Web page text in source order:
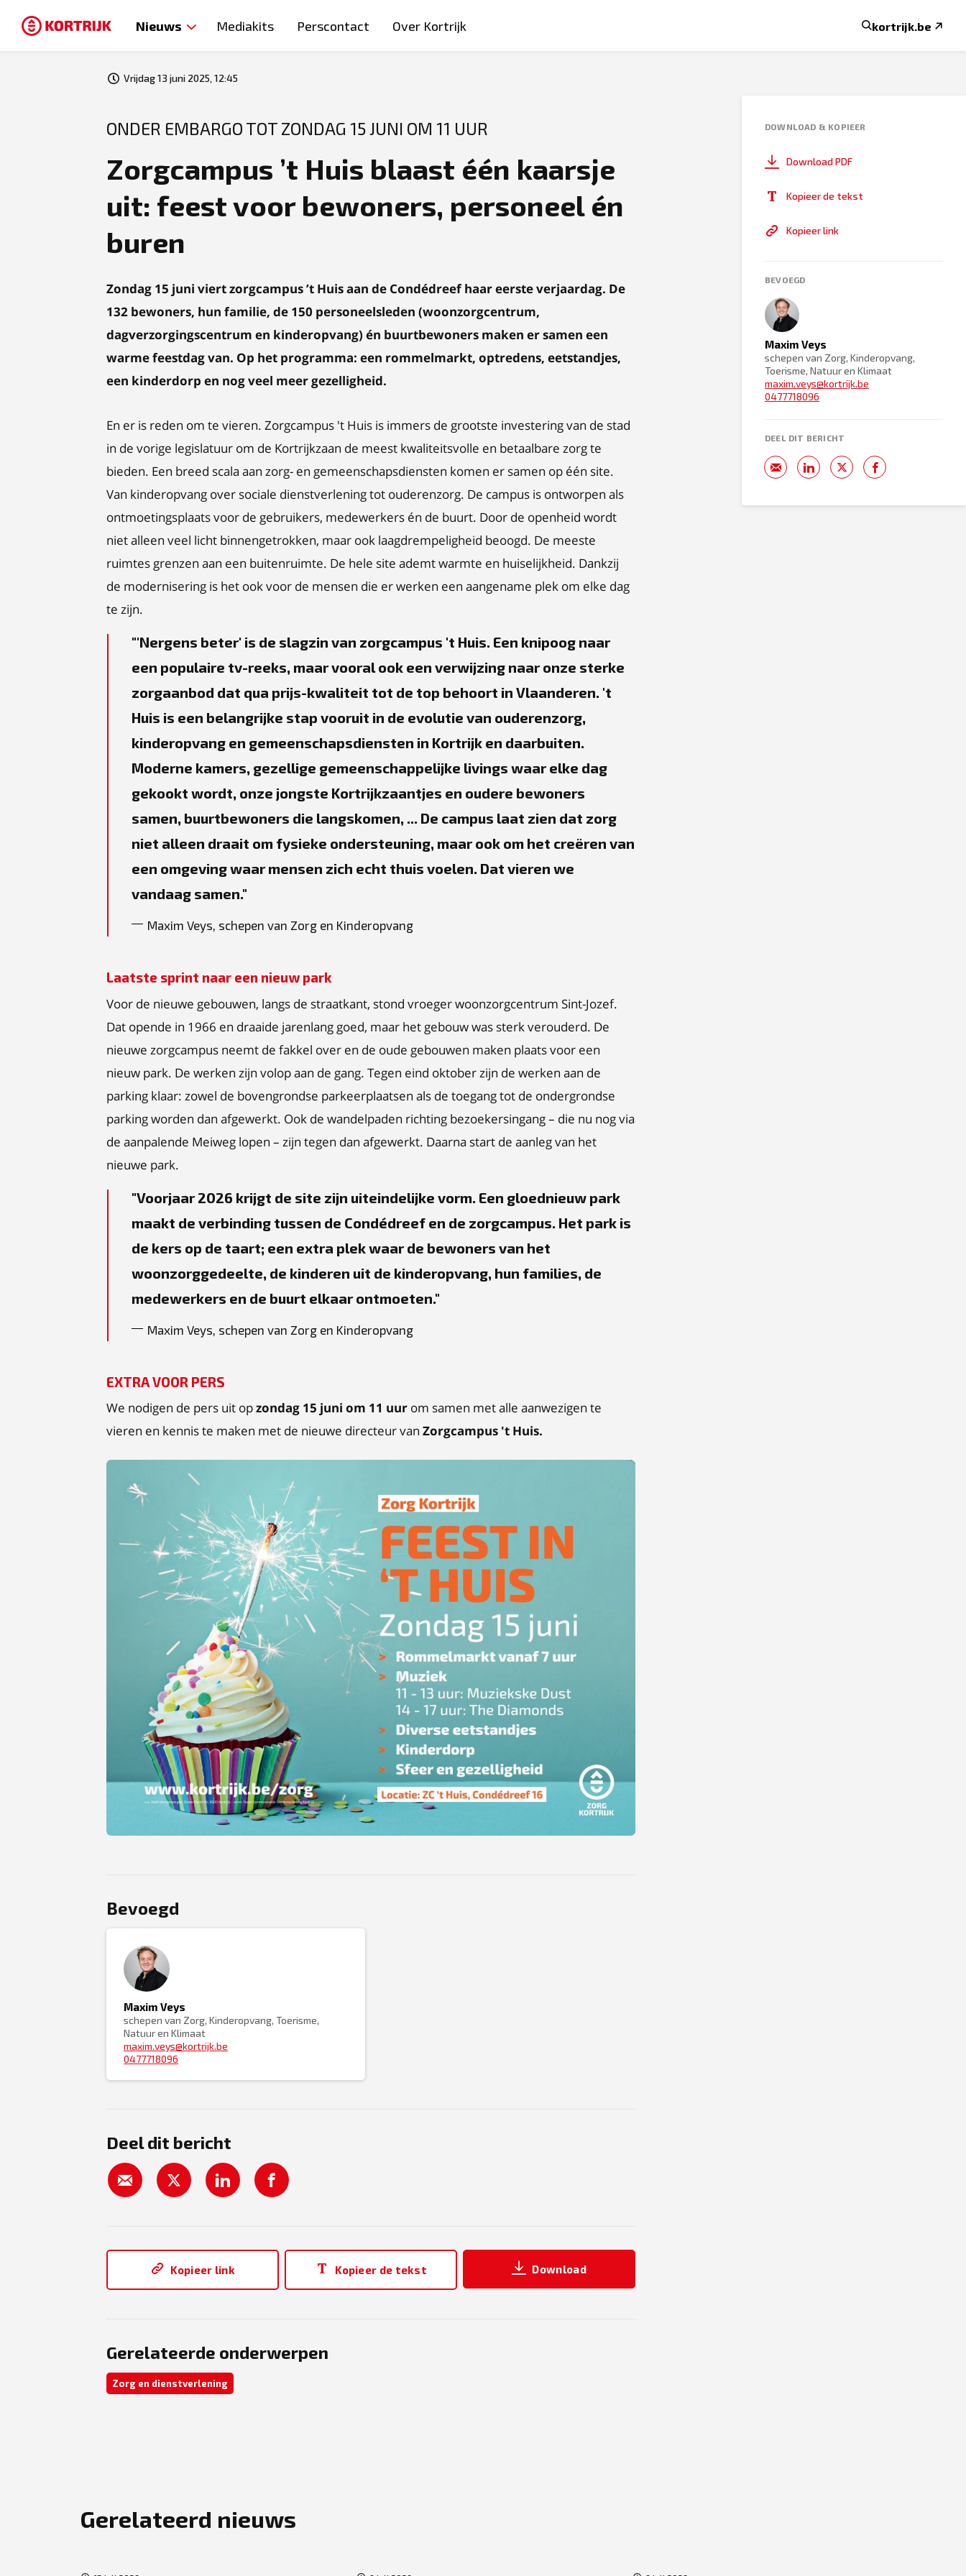
Nieuws Mediakits Perscontact Over Kortrijk kortrijk.be
Vrijdag 13 juni 2025, 12:45
ONDER EMBARGO TOT ZONDAG 15 JUNI OM 11 UUR
Zorgcampus ’t Huis blaast één kaarsje
uit: feest voor bewoners, personeel én
buren
Zondag 15 juni viert zorgcampus ’t Huis aan de Condédreef haar eerste verjaardag. De
132 bewoners, hun familie, de 150 personeelsleden (woonzorgcentrum,
dagverzorgingscentrum en kinderopvang) én buurtbewoners maken er samen een
warme feestdag van. Op het programma: een rommelmarkt, optredens, eetstandjes,
een kinderdorp en nog veel meer gezelligheid.
En er is reden om te vieren. Zorgcampus 't Huis is immers de grootste investering van de stad
in de vorige legislatuur om de Kortrijkzaan de meest kwaliteitsvolle en betaalbare zorg te
bieden. Een breed scala aan zorg- en gemeenschapsdiensten komen er samen op één site.
Van kinderopvang over sociale dienstverlening tot ouderenzorg. De campus is ontworpen als
ontmoetingsplaats voor de gebruikers, medewerkers én de buurt. Door de openheid wordt
niet alleen veel licht binnengetrokken, maar ook laagdrempeligheid beoogd. De meeste
ruimtes grenzen aan een buitenruimte. De hele site ademt warmte en huiselijkheid. Dankzij
de modernisering is het ook voor de mensen die er werken een aangename plek om elke dag
te zijn.
'Nergens beter' is de slagzin van zorgcampus 't Huis. Een knipoog naar
een populaire tv-reeks, maar vooral ook een verwijzing naar onze sterke
zorgaanbod dat qua prijs-kwaliteit tot de top behoort in Vlaanderen. 't
Huis is een belangrijke stap vooruit in de evolutie van ouderenzorg,
kinderopvang en gemeenschapsdiensten in Kortrijk en daarbuiten.
Moderne kamers, gezellige gemeenschappelijke livings waar elke dag
gekookt wordt, onze jongste Kortrijkzaantjes en oudere bewoners
samen, buurtbewoners die langskomen, ... De campus laat zien dat zorg
niet alleen draait om fysieke ondersteuning, maar ook om het creëren van
een omgeving waar mensen zich echt thuis voelen. Dat vieren we
vandaag samen.
Maxim Veys, schepen van Zorg en Kinderopvang
Laatste sprint naar een nieuw park
Voor de nieuwe gebouwen, langs de straatkant, stond vroeger woonzorgcentrum Sint-Jozef.
Dat opende in 1966 en draaide jarenlang goed, maar het gebouw was sterk verouderd. De
nieuwe zorgcampus neemt de fakkel over en de oude gebouwen maken plaats voor een
nieuw park. De werken zijn volop aan de gang. Tegen eind oktober zijn de werken aan de
parking klaar: zowel de bovengrondse parkeerplaatsen als de toegang tot de ondergrondse
parking worden dan afgewerkt. Ook de wandelpaden richting bezoekersingang – die nu nog via
de aanpalende Meiweg lopen – zijn tegen dan afgewerkt. Daarna start de aanleg van het
nieuwe park.
Voorjaar 2026 krijgt de site zijn uiteindelijke vorm. Een gloednieuw park
maakt de verbinding tussen de Condédreef en de zorgcampus. Het park is
de kers op de taart; een extra plek waar de bewoners van het
woonzorggedeelte, de kinderen uit de kinderopvang, hun families, de
medewerkers en de buurt elkaar ontmoeten.
Maxim Veys, schepen van Zorg en Kinderopvang
EXTRA VOOR PERS
We nodigen de pers uit opzondag 15 juni om 11 uur om samen met alle aanwezigen te
vieren en kennis te maken met de nieuwe directeur van Zorgcampus 't Huis.
Bevoegd
Maxim Veys
schepen van Zorg, Kinderopvang, Toerisme,
Natuur en Klimaat
maxim.veys@kortrijk.be
0477718096
Deel dit bericht
Kopieer link Kopieer de tekst Download
Gerelateerde onderwerpen
Zorg en dienstverlening
DOWNLOAD & KOPIEER
Download PDF
Kopieer de tekst
Kopieer link
BEVOEGD
Maxim Veys
schepen van Zorg, Kinderopvang,
Toerisme, Natuur en Klimaat
maxim.veys@kortrijk.be
0477718096
DEEL DIT BERICHT
Gerelateerd nieuws